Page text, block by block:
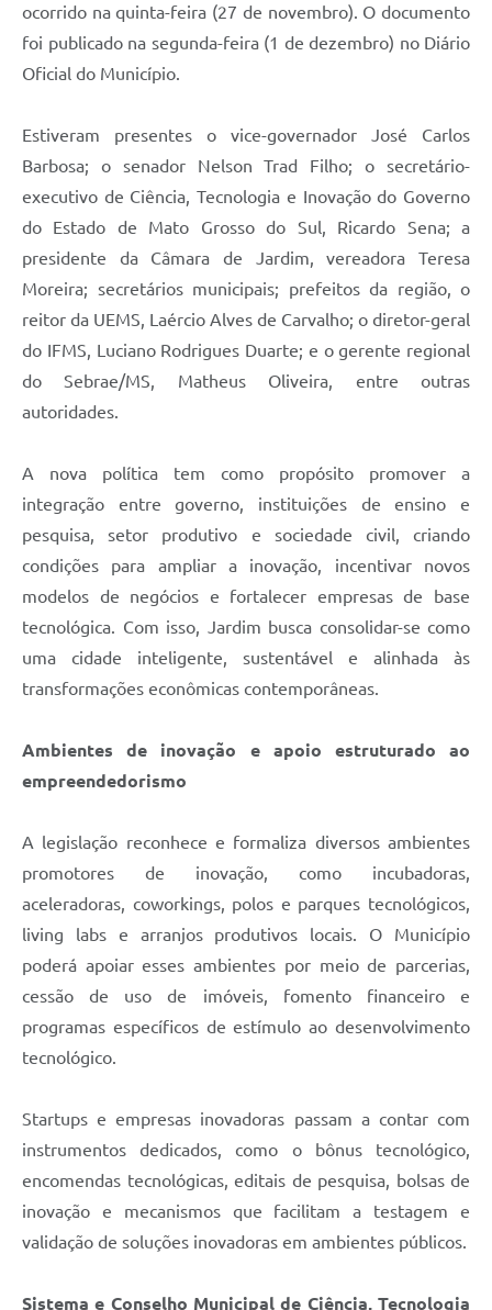
ocorrido na quinta-feira (27 de novembro). O documento
foi publicado na segunda-feira (1 de dezembro) no Diário
Oficial do Município.
Estiveram presentes o vice-governador José Carlos
Barbosa; o senador Nelson Trad Filho; o secretário-
executivo de Ciência, Tecnologia e Inovação do Governo
do Estado de Mato Grosso do Sul, Ricardo Sena; a
presidente da Câmara de Jardim, vereadora Teresa
Moreira; secretários municipais; prefeitos da região, o
reitor da UEMS, Laércio Alves de Carvalho; o diretor-geral
do IFMS, Luciano Rodrigues Duarte; e o gerente regional
do Sebrae/MS, Matheus Oliveira, entre outras
autoridades.
A nova política tem como propósito promover a
integração entre governo, instituições de ensino e
pesquisa, setor produtivo e sociedade civil, criando
condições para ampliar a inovação, incentivar novos
modelos de negócios e fortalecer empresas de base
tecnológica. Com isso, Jardim busca consolidar-se como
uma cidade inteligente, sustentável e alinhada às
transformações econômicas contemporâneas.
Ambientes de inovação e apoio estruturado ao
empreendedorismo
A legislação reconhece e formaliza diversos ambientes
promotores de inovação, como incubadoras,
aceleradoras, coworkings, polos e parques tecnológicos,
living labs e arranjos produtivos locais. O Município
poderá apoiar esses ambientes por meio de parcerias,
cessão de uso de imóveis, fomento financeiro e
programas específicos de estímulo ao desenvolvimento
tecnológico.
Startups e empresas inovadoras passam a contar com
instrumentos dedicados, como o bônus tecnológico,
encomendas tecnológicas, editais de pesquisa, bolsas de
inovação e mecanismos que facilitam a testagem e
validação de soluções inovadoras em ambientes públicos.
Sistema e Conselho Municipal de Ciência, Tecnologia